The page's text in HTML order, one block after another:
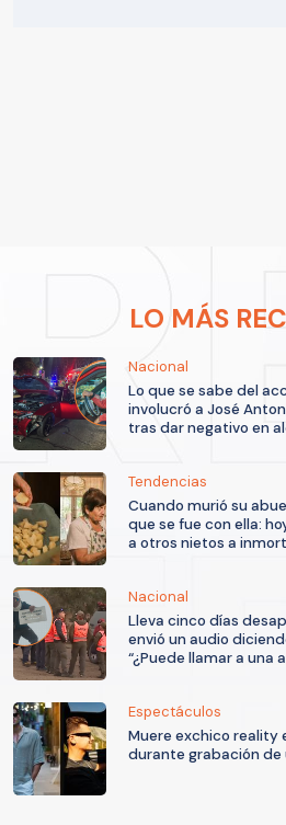
LO MÁS
Nacional
Lo que se sabe del
involucró a José
tras dar negativo en
Tendencias
Cuando murió su
que se fue con ella:
a otros nietos a
Nacional
Lleva cinco días
envió un audio
“¿Puede llamar a una
Espectáculos
Muere exchico reality
durante grabación de